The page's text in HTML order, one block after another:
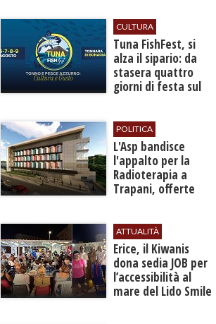
CULTURA
​Tuna FishFest, si
alza il sipario: da
stasera quattro
giorni di festa sul
POLITICA
L'Asp bandisce
l'appalto per la
Radioterapia a
Trapani, offerte
ATTUALITÀ
​Erice, il Kiwanis
dona sedia JOB per
l’accessibilità al
mare del Lido Smile